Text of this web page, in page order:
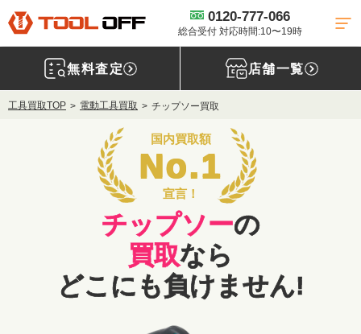
0120-777-066
総合受付 対応時間:10〜19時
無料査定 店舗一覧
工具買取TOP 電動工具買取 チップソー買取
国内買取額
No.1
宣言！
チップソーの
買取なら
どこにも負けません!